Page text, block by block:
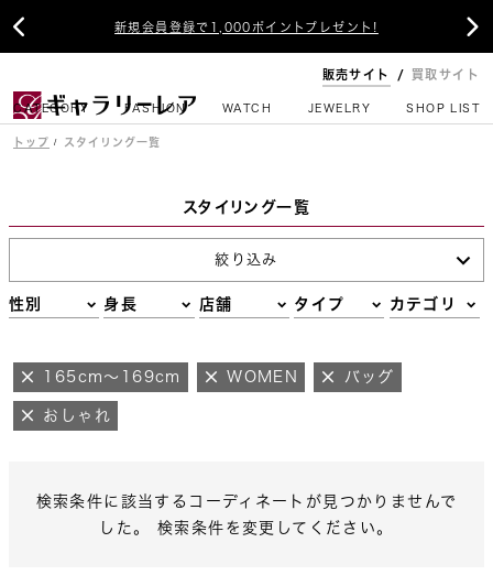
新規会員登録で1,000ポイントプレゼント!
 
販売サイト 買取サイト
CATEGORY FASHION WATCH JEWELRY SHOP LIST
トップ スタイリング一覧
スタイリング一覧
絞り込み
性別 身長 店舗 タイプ カテゴリ
165cm～169cm WOMEN バッグ
おしゃれ
検索条件に該当するコーディネートが見つかりませんで
した。 検索条件を変更してください。